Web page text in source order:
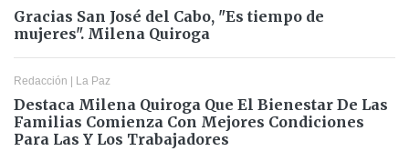
Gracias San José del Cabo, "Es tiempo de
mujeres". Milena Quiroga
Redacción | La Paz
Destaca Milena Quiroga Que El Bienestar De Las
Familias Comienza Con Mejores Condiciones
Para Las Y Los Trabajadores